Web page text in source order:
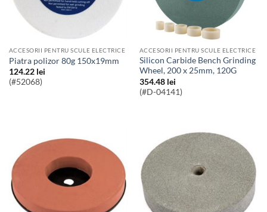
ACCESORII PENTRU SCULE ELECTRICE
Piatra polizor 80g 150x19mm
124.22 lei
(#52068)
ACCESORII PENTRU SCULE ELECTRICE
Silicon Carbide Bench Grinding
Wheel, 200 x 25mm, 120G
354.48 lei
(#D-04141)